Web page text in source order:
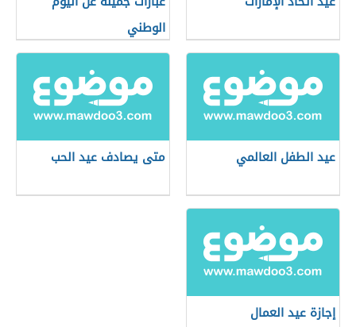
الوطني
عيد الطفل العالمي متى يصادف عيد الحب
إجازة عيد العمال